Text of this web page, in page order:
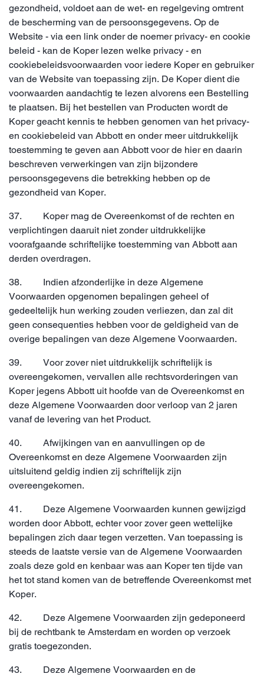
gezondheid, voldoet aan de wet- en regelgeving omtrent
de bescherming van de persoonsgegevens. Op de
Website - via een link onder de noemer privacy- en cookie
beleid - kan de Koper lezen welke privacy - en
cookiebeleidsvoorwaarden voor iedere Koper en gebruiker
van de Website van toepassing zijn. De Koper dient die
voorwaarden aandachtig te lezen alvorens een Bestelling
te plaatsen. Bij het bestellen van Producten wordt de
Koper geacht kennis te hebben genomen van het privacy-
en cookiebeleid van Abbott en onder meer uitdrukkelijk
toestemming te geven aan Abbott voor de hier en daarin
beschreven verwerkingen van zijn bijzondere
persoonsgegevens die betrekking hebben op de
gezondheid van Koper.
37. Koper mag de Overeenkomst of de rechten en
verplichtingen daaruit niet zonder uitdrukkelijke
voorafgaande schriftelijke toestemming van Abbott aan
derden overdragen.
38. Indien afzonderlijke in deze Algemene
Voorwaarden opgenomen bepalingen geheel of
gedeeltelijk hun werking zouden verliezen, dan zal dit
geen consequenties hebben voor de geldigheid van de
overige bepalingen van deze Algemene Voorwaarden.
39. Voor zover niet uitdrukkelijk schriftelijk is
overeengekomen, vervallen alle rechtsvorderingen van
Koper jegens Abbott uit hoofde van de Overeenkomst en
deze Algemene Voorwaarden door verloop van 2 jaren
vanaf de levering van het Product.
40. Afwijkingen van en aanvullingen op de
Overeenkomst en deze Algemene Voorwaarden zijn
uitsluitend geldig indien zij schriftelijk zijn
overeengekomen.
41. Deze Algemene Voorwaarden kunnen gewijzigd
worden door Abbott, echter voor zover geen wettelijke
bepalingen zich daar tegen verzetten. Van toepassing is
steeds de laatste versie van de Algemene Voorwaarden
zoals deze gold en kenbaar was aan Koper ten tijde van
het tot stand komen van de betreffende Overeenkomst met
Koper.
42. Deze Algemene Voorwaarden zijn gedeponeerd
bij de rechtbank te Amsterdam en worden op verzoek
gratis toegezonden.
43. Deze Algemene Voorwaarden en de